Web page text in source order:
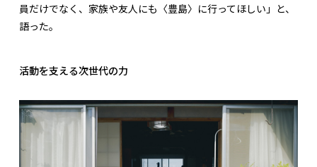
員だけでなく、家族や友人にも〈豊島〉に行ってほしい」と、
語った。
活動を支える次世代の力